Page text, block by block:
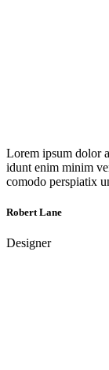
Lorem ipsum dolor
idunt enim minim
comodo perspiatix
Robert Lane
Designer